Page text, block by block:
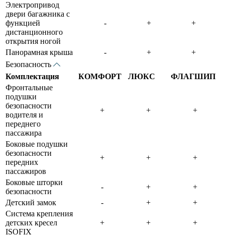
Электропривод
двери багажника с
функцией
дистанционного
открытия ногой
Панорамная крыша
Безопасность
Комплектация
КОМФОРТ ЛЮКС
ФЛАГШИП
Фронтальные
подушки
безопасности
водителя и
переднего
пассажира
Боковые подушки
безопасности
передних
пассажиров
Боковые шторки
безопасности
Детский замок
Система крепления
детских кресел
ISOFIX